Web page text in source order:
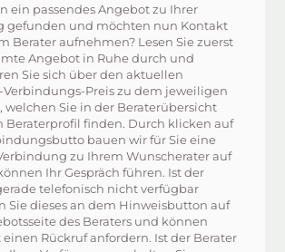
ein passendes Angebot zu Ihrer
gefunden und möchten nun Kontakt
Berater aufnehmen? Lesen Sie zuerst
Angebot in Ruhe durch und
Sie sich über den aktuellen
Preis zu dem jeweiligen
welchen Sie in der Beraterübersicht
Beraterprofil finden. Durch klicken auf
bauen wir für Sie eine
zu Ihrem Wunscherater auf
Ihr Gespräch führen. Ist der
telefonisch nicht verfügbar
Sie dieses an dem Hinweisbutton auf
des Beraters und können
Rückruf anfordern. Ist der Berater